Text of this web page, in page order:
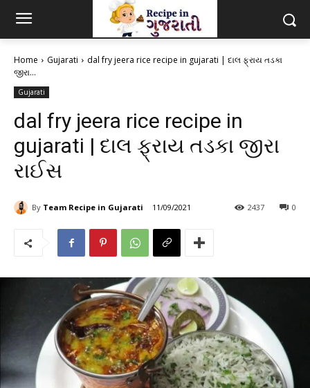
Home Gujarati
dal fry jeera rice recipe in gujarati | દાલ ફ્રાય તડકા
જીરા...
Gujarati
dal fry jeera rice recipe in
gujarati | દાલ ફ્રાય તડકા જીરા
રાઈસ
By Team Recipe in Gujarati 11/09/2021 0
2437